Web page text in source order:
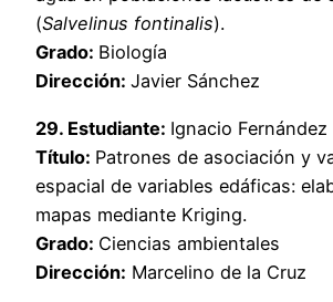
(Salvelinus fontinalis).
Grado: Biología
Dirección: Javier Sánchez
29. Estudiante: Ignacio Fernández
Título: Patrones de asociación y
espacial de variables edáficas:
mapas mediante Kriging.
Grado: Ciencias ambientales
Dirección: Marcelino de la Cruz